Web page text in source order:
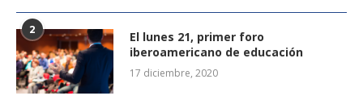
2
El lunes 21, primer foro
iberoamericano de educación
17 diciembre, 2020